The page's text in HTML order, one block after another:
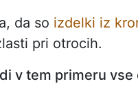
da so izdelki iz
pri otrocih.
v tem primeru